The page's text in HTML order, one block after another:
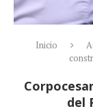
Inicio
del